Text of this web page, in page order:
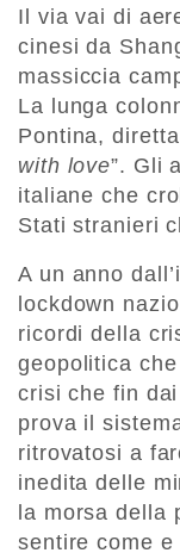
Il via vai di
cinesi da
massiccia
La lunga
Pontina,
with love”. Gli
italiane che
Stati stranieri
A un anno
lockdown
ricordi della
geopolitica
crisi che fin
prova il
ritrovatosi a
inedita delle
la morsa della
sentire come